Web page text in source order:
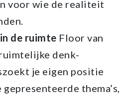
voor wie de realiteit
de ruimte Floor van
denk-
je eigen positie
thema’s,